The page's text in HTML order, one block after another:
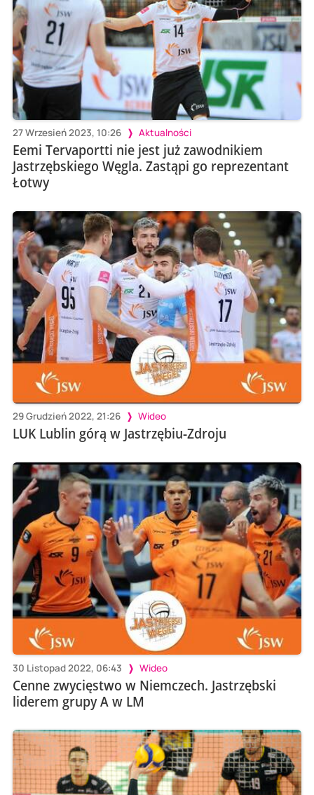
27 Wrzesień 2023, 10:26 Aktualności
Eemi Tervaportti nie jest już zawodnikiem
Jastrzębskiego Węgla. Zastąpi go reprezentant
Łotwy
29 Grudzień 2022, 21:26 Wideo
LUK Lublin górą w Jastrzębiu-Zdroju
30 Listopad 2022, 06:43 Wideo
Cenne zwycięstwo w Niemczech. Jastrzębski
liderem grupy A w LM